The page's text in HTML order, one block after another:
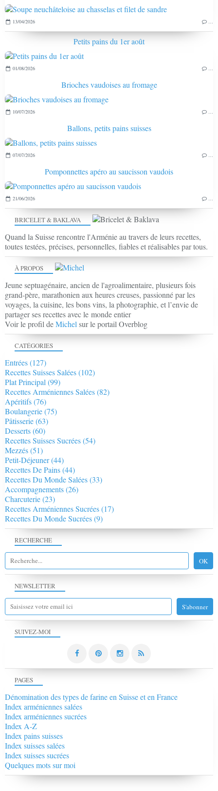
NEWSLETTER
SUIVEZ-MOI
RECHERCHE
BRICELET & BAKLAVA
Quand la Suisse rencontre l'Arménie au travers de leurs recettes,
toutes testées, précises, personnelles, fiables et réalisables par tous.
À PROPOS
Jeune septuagénaire, ancien de l'agroalimentaire, plusieurs fois
grand-père, marathonien aux heures creuses, passionné par les
voyages, la cuisine, les bons vins, la photographie, et l’envie de
partager ses recettes avec le monde entier
Voir le profil deMichel sur le portail Overblog
13/04/2026
Petits pains du 1er août
01/08/2026
Brioches vaudoises au fromage
10/07/2026
Ballons, petits pains suisses
07/07/2026
Pomponnettes apéro au saucisson vaudois
21/06/2026
PAGES
Dénomination des types de farine en Suisse et en France
Index arméniennes salées
Index arméniennes sucrées
Index A-Z
Index pains suisses
Index suisses salées
Index suisses sucrées
Quelques mots sur moi
CATÉGORIES
Entrées(127)
Recettes Suisses Salées(102)
Plat Principal (99)
Recettes Arméniennes Salées(82)
Apéritifs(76)
Boulangerie(75)
Pâtisserie(63)
Desserts(60)
Recettes Suisses Sucrées(54)
Mezzés(51)
Petit-Déjeuner(44)
Recettes De Pains(44)
Recettes Du Monde Salées(33)
Accompagnements(26)
Charcuterie(23)
Recettes Arméniennes Sucrées(17)
Recettes Du Monde Sucrées(9)